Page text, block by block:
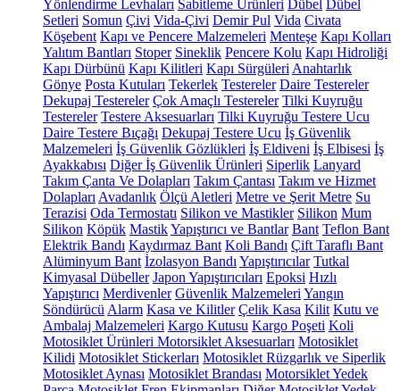
Yönlendirme Levhaları Sabitleme Ürünleri Dübel Dübel
Setleri Somun Çivi Vida-Çivi Demir Pul Vida Civata
Köşebent Kapı ve Pencere Malzemeleri Menteşe Kapı Kolları
Yalıtım Bantları Stoper Sineklik Pencere Kolu Kapı Hidroliği
Kapı Dürbünü Kapı Kilitleri Kapı Sürgüleri Anahtarlık
Gönye Posta Kutuları Tekerlek Testereler Daire Testereler
Dekupaj Testereler Çok Amaçlı Testereler Tilki Kuyruğu
Testereler Testere Aksesuarları Tilki Kuyruğu Testere Ucu
Daire Testere Bıçağı Dekupaj Testere Ucu İş Güvenlik
Malzemeleri İş Güvenlik Gözlükleri İş Eldiveni İş Elbisesi İş
Ayakkabısı Diğer İş Güvenlik Ürünleri Siperlik Lanyard
Takım Çanta Ve Dolapları Takım Çantası Takım ve Hizmet
Dolapları Avadanlık Ölçü Aletleri Metre ve Şerit Metre Su
Terazisi Oda Termostatı Silikon ve Mastikler Silikon Mum
Silikon Köpük MastikYapıştırıcı ve Bantlar Bant Teflon Bant
Elektrik Bandı Kaydırmaz Bant Koli Bandı Çift Taraflı Bant
Alüminyum Bant İzolasyon Bandı Yapıştırıcılar Tutkal
Kimyasal Dübeller Japon Yapıştırıcıları Epoksi Hızlı
Yapıştırıcı Merdivenler Güvenlik Malzemeleri Yangın
Söndürücü Alarm Kasa ve Kilitler Çelik Kasa Kilit Kutu ve
Ambalaj Malzemeleri Kargo Kutusu Kargo Poşeti Koli
Motosiklet Ürünleri Motorsiklet Aksesuarları Motosiklet
Kilidi Motosiklet Stickerları Motosiklet Rüzgarlık ve Siperlik
Motosiklet Aynası Motosiklet Brandası Motorsiklet Yedek